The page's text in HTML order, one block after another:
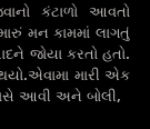
કંટાળો આવતો
મન કામમાં લાગતું
જોયા કરતો હતો.
મારી એક
આવી અને બોલી,